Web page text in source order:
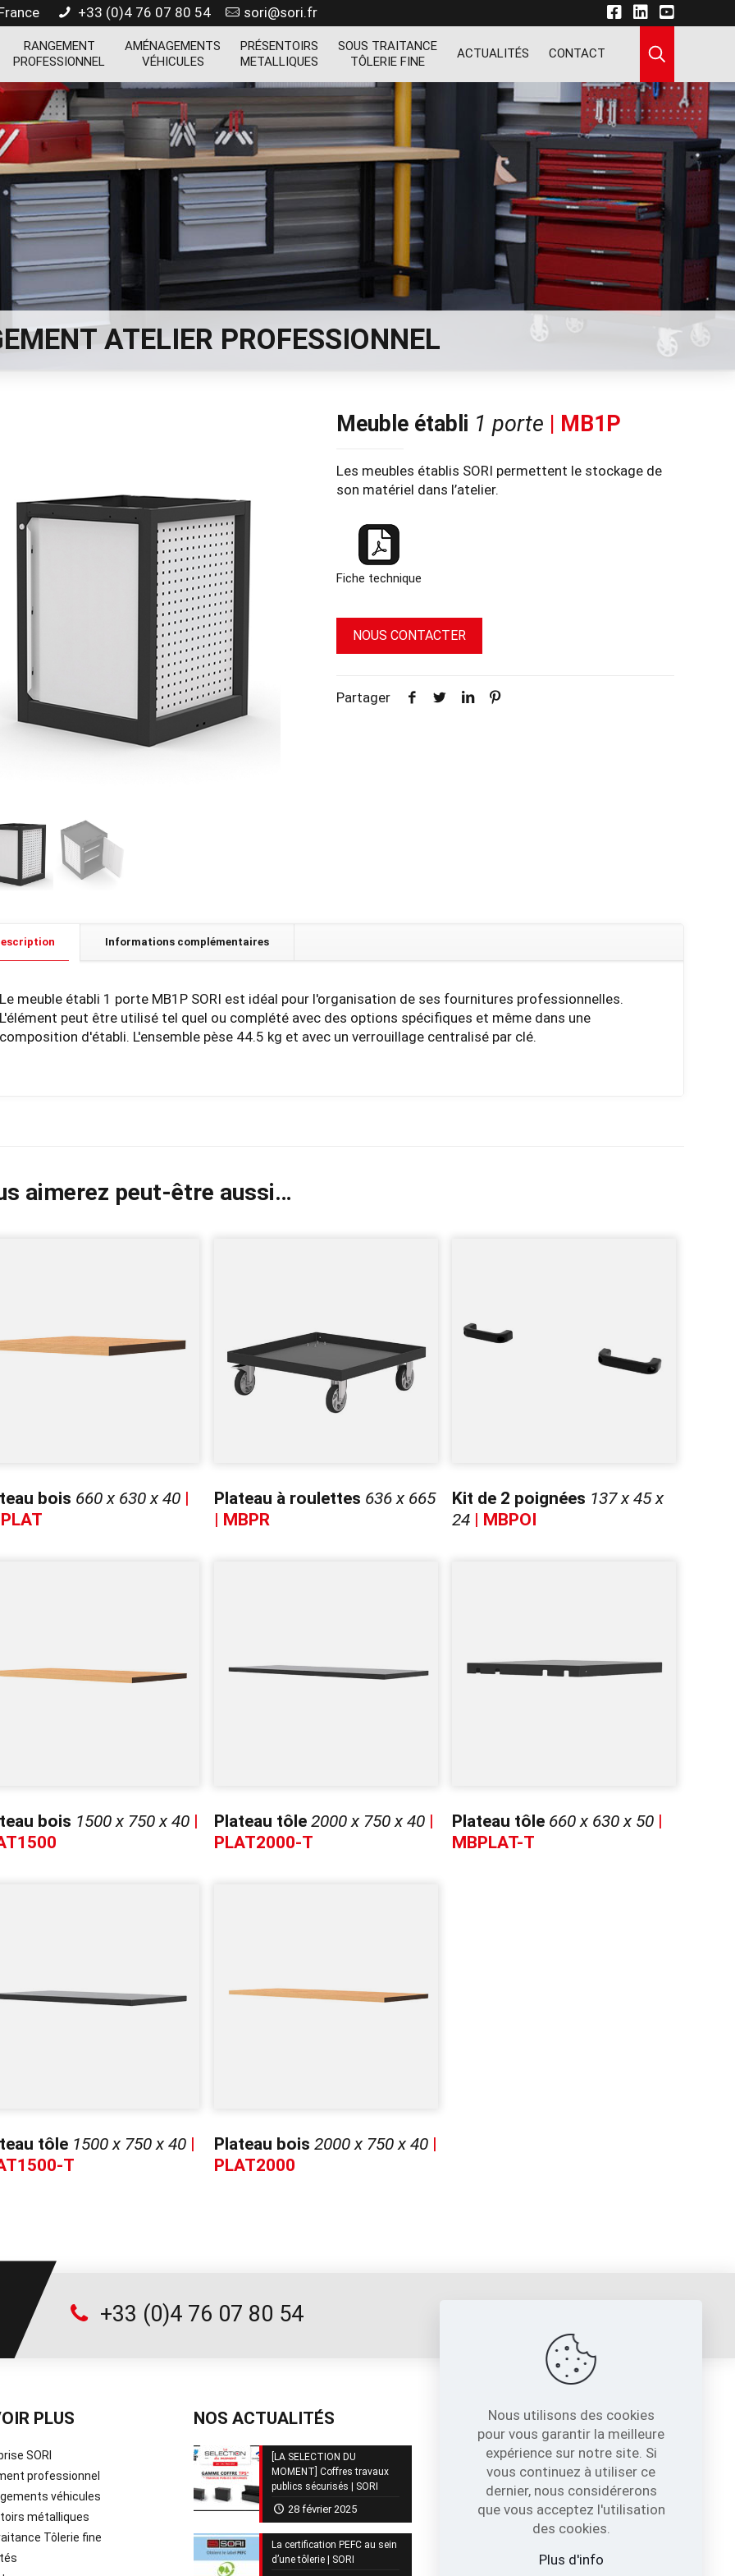
+33 (0)4 76 07 80 54 sori@sori.fr
RANGEMENT
PROFESSIONNEL
AMÉNAGEMENTS
VÉHICULES
PRÉSENTOIRS
METALLIQUES
SOUS TRAITANCE
TÔLERIE FINE
ACTUALITÉS CONTACT
ATELIER PROFESSIONNEL
Meuble établi 1 porte | MB1P
Les meubles établis SORI permettent le stockage de
son matériel dans l’atelier.
Fiche technique
NOUS CONTACTER
Partager
Informations complémentaires
Le meuble établi 1 porte MB1P SORI est idéal pour l'organisation de ses fournitures professionnelles.
L'élément peut être utilisé tel quel ou complété avec des options spécifiques et même dans une
composition d'établi. L'ensemble pèse 44.5 kg et avec un verrouillage centralisé par clé.
aimerez peut-être aussi…
bois 660 x 630 x 40|
Plateau à roulettes 636 x 665
| MBPR
Kit de 2 poignées 137 x 45 x
24 | MBPOI
bois 1500 x 750 x 40|
Plateau tôle 2000 x 750 x 40|
PLAT2000-T
Plateau tôle 660 x 630 x 50 |
MBPLAT-T
tôle 1500 x 750 x 40|
T
Plateau bois 2000 x 750 x 40|
PLAT2000
+33 (0)4 76 07 80 54
PLUS
SORI
professionnel
véhicules
métalliques
Tôlerie fine
NOS ACTUALITÉS
[LA SELECTION DU
MOMENT] Coffres travaux
publics sécurisés | SORI
28 février 2025
La certification PEFC au sein
d’une tôlerie | SORI
NOS COORDONNÉES
717, Avenue de St Quentin
Contre Allée Z.I.
38210 - Tullins France
04 76 07 80 54
Nous utilisons des cookies
pour vous garantir la meilleure
expérience sur notre site. Si
vous continuez à utiliser ce
dernier, nous considérerons
que vous acceptez l'utilisation
des cookies.
Plus d'info